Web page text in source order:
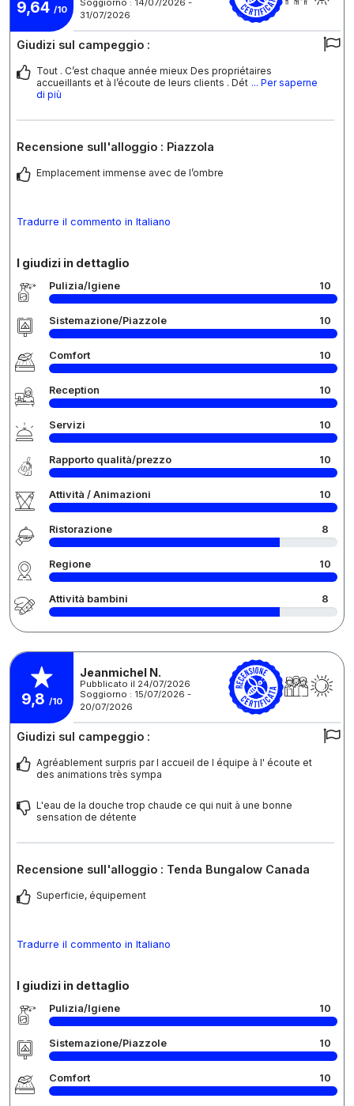
9,64 /10
Soggiorno : 14/07/2026 -
31/07/2026
Giudizi sul campeggio :
Tout . C’est chaque année mieux Des propriétaires
accueillants et à l’écoute de leurs clients . Dét ... Per saperne
di più
Recensione sull'alloggio : Piazzola
Emplacement immense avec de l’ombre
Tradurre il commento in Italiano
I giudizi in dettaglio
Pulizia/Igiene 10
Sistemazione/Piazzole 10
Comfort 10
Reception 10
Servizi 10
Rapporto qualità/prezzo 10
Attività / Animazioni 10
Ristorazione 8
Regione 10
Attività bambini 8
9,8 /10
Jeanmichel N.
Pubblicato il 24/07/2026
Soggiorno : 15/07/2026 -
20/07/2026
Giudizi sul campeggio :
Agréablement surpris par l accueil de l équipe à l' écoute et
des animations très sympa
L'eau de la douche trop chaude ce qui nuit à une bonne
sensation de détente
Recensione sull'alloggio : Tenda Bungalow Canada
Superficie, équipement
Tradurre il commento in Italiano
I giudizi in dettaglio
Pulizia/Igiene 10
Sistemazione/Piazzole 10
Comfort 10